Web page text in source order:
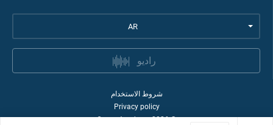
AR
راديو
شروط الاستخدام
Privacy policy
©
2026
Quran Academy